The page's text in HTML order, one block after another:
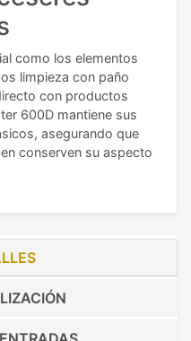
como los elementos
limpieza con paño
con productos
600D mantiene sus
asegurando que
conserven su aspecto